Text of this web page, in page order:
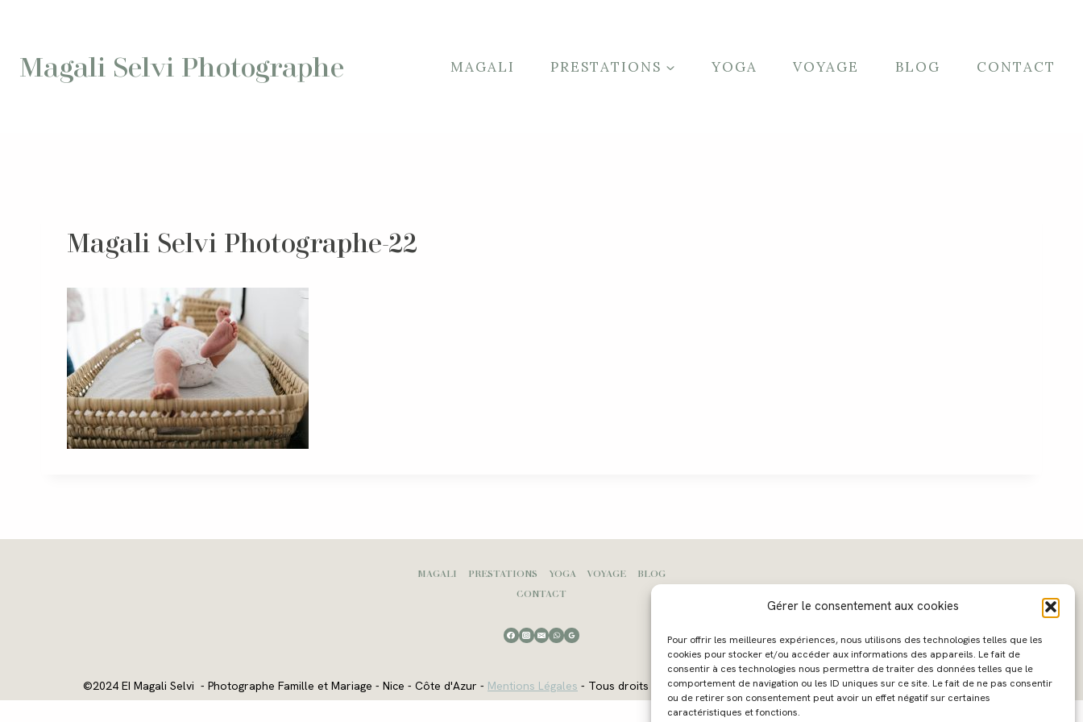
Gérer le consentement aux cookies
Pour offrir les meilleures expériences, nous utilisons des technologies telles que les
cookies pour stocker et/ou accéder aux informations des appareils. Le fait de
consentir à ces technologies nous permettra de traiter des données telles que le
comportement de navigation ou les ID uniques sur ce site. Le fait de ne pas consentir
ou de retirer son consentement peut avoir un effet négatif sur certaines
caractéristiques et fonctions.
Magali Selvi Photographe MAGALI PRESTATIONS YOGA VOYAGE BLOG CONTACT
Magali Selvi Photographe-22
MAGALI PRESTATIONS YOGA VOYAGE
BLOG
CONTACT
©2024 EI Magali Selvi - Photographe Famille et Mariage - Nice - Côte d'Azur - Mentions Légales - Tous droits réservés - Webdesign :Caroline Liabot- Hébergement :Azur Média